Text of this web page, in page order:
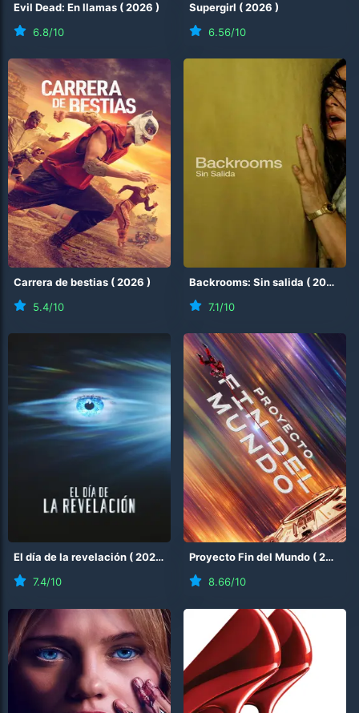
Evil Dead: En llamas (2026 )
6.8/10
Supergirl (2026 )
6.56/10
Carrera de bestias (2026 )
5.4/10
Backrooms: Sin salida (2026
7.1/10
El día de la revelación (2026 )
7.4/10
Proyecto Fin del Mundo (2026
8.66/10